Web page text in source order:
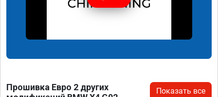
Прошивка Евро 2 других
Показать все